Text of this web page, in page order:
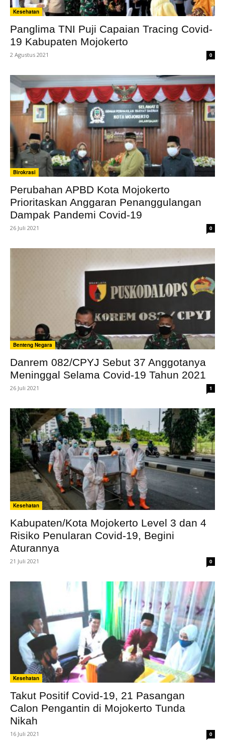
Kesehatan
Panglima TNI Puji Capaian Tracing Covid-
19 Kabupaten Mojokerto
2 Agustus 2021 0
Birokrasi
Perubahan APBD Kota Mojokerto
Prioritaskan Anggaran Penanggulangan
Dampak Pandemi Covid-19
26 Juli 2021 0
Benteng Negara
Danrem 082/CPYJ Sebut 37 Anggotanya
Meninggal Selama Covid-19 Tahun 2021
26 Juli 2021 1
Kesehatan
Kabupaten/Kota Mojokerto Level 3 dan 4
Risiko Penularan Covid-19, Begini
Aturannya
21 Juli 2021 0
Kesehatan
Takut Positif Covid-19, 21 Pasangan
Calon Pengantin di Mojokerto Tunda
Nikah
16 Juli 2021 0